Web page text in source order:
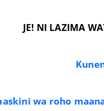
JE! NI LAZIMA
wa roho